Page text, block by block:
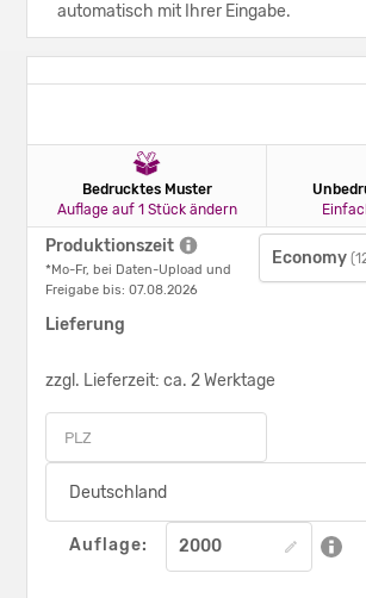
automatisch mit Ihrer Eingabe.
Bedrucktes Muster
Auflage auf 1 Stück ändern
Produktionszeit
*Mo-Fr, bei Daten-Upload und
Freigabe bis: 07.08.2026
Economy
Lieferung
zzgl. Lieferzeit: ca. 2 Werktage
Auflage: